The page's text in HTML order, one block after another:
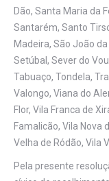
Dão, Santa Maria da
Santarém, Santo
Madeira, São João
Setúbal, Sever do
Tabuaço, Tondela,
Valongo, Viana do
Flor, Vila Franca de
Famalicão, Vila Nova
Velha de Ródão, Vila
Pela presente